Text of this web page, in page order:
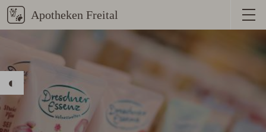
Stärkeren Kontrast aktivieren